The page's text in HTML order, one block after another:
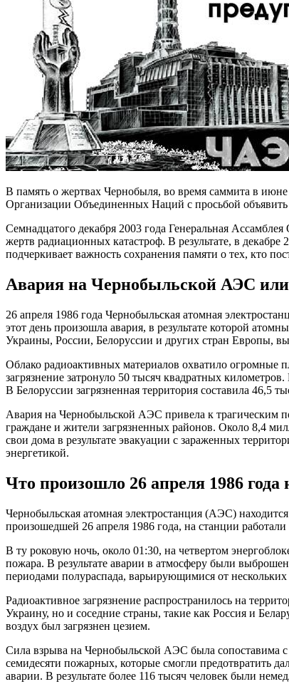
В память о жертвах Чернобыля, во время саммита в
Организации Объединенных Наций с просьбой
Семнадцатого декабря 2003 года Генеральная
жертв радиационных катастроф. В результате, в
подчеркивает важность сохранения памяти о тех, кто
Авария на Чернобыльской АЭС
26 апреля 1986 года Чернобыльская атомная
этот день произошла авария, в результате которой
Украины, России, Белоруссии и других стран Европы,
Облако радиоактивных материалов охватило огромные
загрязнение затронуло 50 тысяч квадратных
В Белоруссии загрязненная территория составила 46,5
Авария на Чернобыльской АЭС привела к трагическим
граждане и жители загрязненных районов. Около 8,4
свои дома в результате эвакуации с зараженных
энергетикой.
Что произошло 26 апреля 1986
Чернобыльская атомная электростанция (АЭС)
произошедшей 26 апреля 1986 года, на станции
В ту роковую ночь, около 01:30, на четвертом
пожара. В результате аварии в атмосферу были
периодами полураспада, варьирующимися от нескольких
Радиоактивное загрязнение распространилось на
Украину, но и соседние страны, такие как Россия и
воздух был загрязнен цезием.
Сила взрыва на Чернобыльской АЭС была сопоставима
семидесяти пожарных, которые смогли предотвратить
аварии. В результате более 116 тысяч человек были